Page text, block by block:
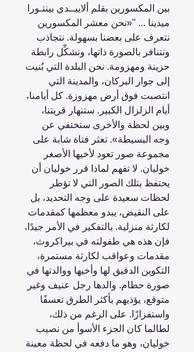
بين المكسورين بقلم ألاييــدي بينتـورا
ميدينا ... "«نحن معشر المكسورين
نتعرف على بعضنا بسهولة. نتجاذب
ونتنافر بالصورة ذاتها، ونشكِّل رابطة
حزينة ومهزومة. نحن البلدة التي بُنيت
إلى جوار البركان، والمدينة التي
انتصبت فوق أرض مهزوزة. كل أيامنا،
أيام الزلزال الكبير. ستنهار قريتنا،
وبين لحظة والأخرى ستختفي عن
وجه البسيطة». تعثر فتاة شابة على
مجموعة صور تعود لأخيها الأصغر
خوليان. لا تفهم لماذا قرر خوليان أن
يحتفظ بتلك الصور التي لا تؤطر
لحظات سعيدة على وجه التحديد، بل
على النقيض، يبدو معظمها كمقدمات
لكارثة منزلية. بالتفكير في الأمر جيدًا،
فإن هذه هي طفولته في بيراكروث،
مقدمات وعواقب لكارثة مستمرة،
التكوين الدقيق لها وأخيها ووالدتها في
صورة حطام. والدها رجل عنيف وغير
متوقع، يؤذيهم بأكثر الطرق تعسفًا
واستفزازًا. على الرغم من ذلك،
لطالما كان الجزء الأسوأ من نصيب
خوليان، وهو ما دفعه في لحظة معينة